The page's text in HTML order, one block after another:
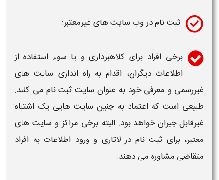
ثبت نامدر وب سایت های غیرمعتبر:
برخی افراد برای کلاهبرداری و یا سوء استفاده از
اطلاعات دیگران، اقدام به راه اندازی سایت های
غیررسمی و معرفی خود به عنوان سایت ثبت نام می کنند.
طبیعی است که اعتماد به چنین سایت هایی یک اشتباه
غیرقابل جبران خواهد بود. البته برخی مراکز و سایت های
معتبر، برای ثبت نام درلاتاری و ورود اطلاعات به افراد
متقاضی مشاوره می دهند.